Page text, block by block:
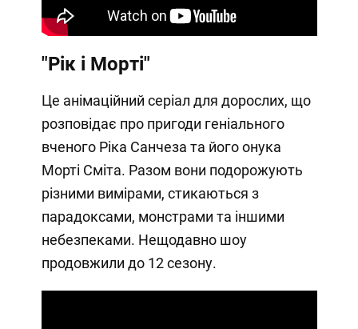
"Рік і Морті"
Це анімаційний серіал для дорослих, що
розповідає про пригоди геніального
вченого Ріка Санчеза та його онука
Морті Сміта. Разом вони подорожують
різними вимірами, стикаються з
парадоксами, монстрами та іншими
небезпеками. Нещодавно шоу
продовжили до 12 сезону.